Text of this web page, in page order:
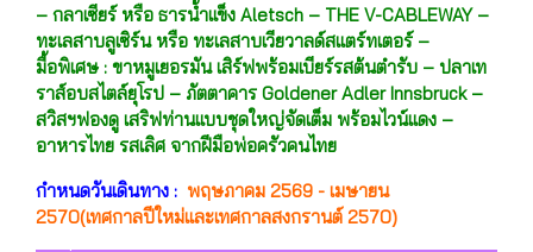
– กลาเซียร์ หรือ ธารน้ำแข็ง Aletsch – THE V-CABLEWAY –
ทะเลสาบลูเซิร์น หรือ ทะเลสาบเวียวาลด์สแตร์ทเตอร์ –
มื้อพิเศษ : ขาหมูเยอรมัน เสิร์ฟพร้อมเบียร์รสต้นตำรับ – ปลาเท
ราส์อบสไตล์ยุโรป – ภัตตาคาร Goldener Adler Innsbruck –
สวิสฯฟองดู เสริฟท่านแบบชุดใหญ่จัดเต็ม พร้อมไวน์แดง –
อาหารไทย รสเลิศ จากฝีมือพ่อครัวคนไทย
กำหนดวันเดินทาง : พฤษภาคม 2569 - เมษายน
2570(เทศกาลปีใหม่และเทศกาลสงกรานต์ 2570)